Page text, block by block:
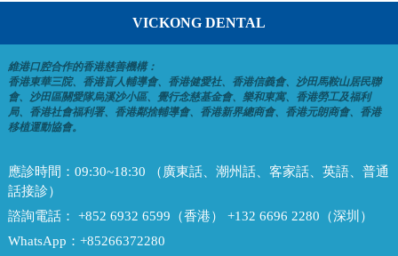
VICKONG DENTAL
維港口腔合作的香港慈善機構：
香港東華三院、香港盲人輔導會、香港健愛社、香港信義會、沙田馬鞍山居民聯
會、沙田區關愛隊烏溪沙小區、覺行念慈基金會、樂和東寓、香港勞工及福利
局、香港社會福利署、香港鄰捨輔導會、香港新界總商會、香港元朗商會、香港
移植運動協會。
應診時間： 09:30~18:30 （廣東話、潮州話、客家話、英語、普通
話接診）
諮詢電話： +852 6932 6599（香港） +132 6696 2280（深圳）
WhatsApp： +85266372280